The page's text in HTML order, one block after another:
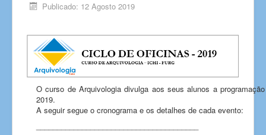
Publicado: 12 Agosto 2019
O curso de Arquivologia divulga aos seus alunos a
2019.
A seguir segue o cronograma e os detalhes de cada evento: